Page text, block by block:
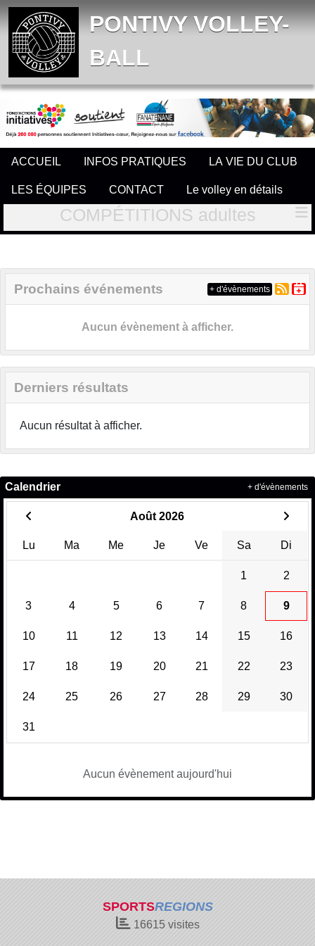
PONTIVY VOLLEY-
BALL
ACCUEIL INFOS PRATIQUES LA VIE DU CLUB
LES ÉQUIPES CONTACT Le volley en détails
COMPÉTITIONS adultes
Prochains événements
Aucun évènement à afficher.
+ d'évènements
Derniers résultats
Aucun résultat à afficher.
Calendrier
Août 2026
Lu Ma Me Je Ve Sa Di
1 2
3 4 5 6 7 8 9
10 11 12 13 14 15 16
17 18 19 20 21 22 23
24 25 26 27 28 29 30
31
Aucun évènement aujourd'hui
+ d'évènements
SPORTSREGIONS
16615visites
Panneau de gestion des cookies